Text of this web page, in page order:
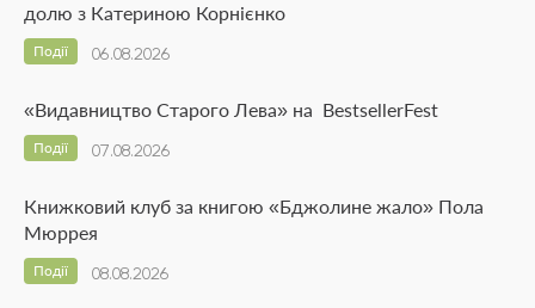
долю з Катериною Корнієнко
06.08.2026
Події
«Видавництво Старого Лева» на BestsellerFest
07.08.2026
Події
Книжковий клуб за книгою «Бджолине жало» Пола
Мюррея
08.08.2026
Події